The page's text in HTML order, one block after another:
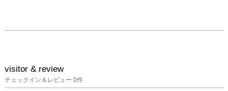
visitor & review
チェックイン＆レビュー 0件